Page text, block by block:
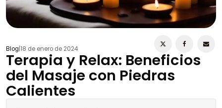
Blog 18 de enero de 2024
Terapia y Relax: Beneficios
del Masaje con Piedras
Calientes